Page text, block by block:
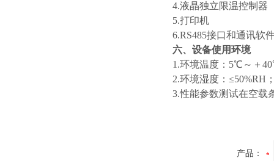
4.液晶独立限温控制器
5.打印机
6.RS485接口和通讯软
六、设备使用环境
1.环境温度：5℃～＋
2.环境湿度：≤50%RH
3.性能参数测试在空载
产品：